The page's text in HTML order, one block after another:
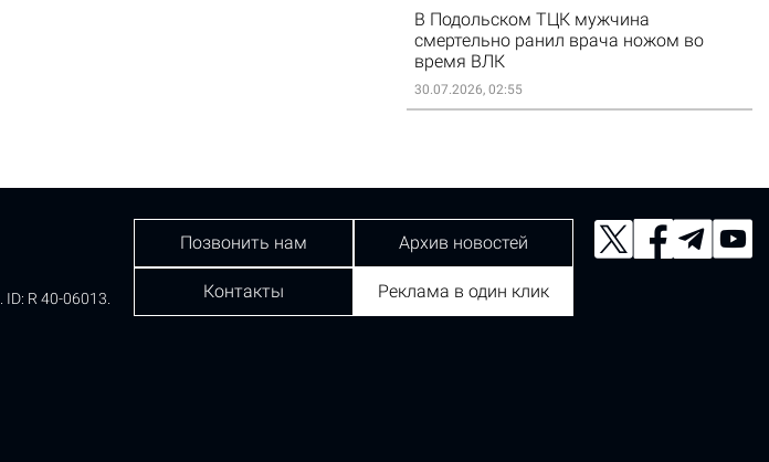
В Подольском ТЦК мужчина
смертельно ранил врача ножом во
время ВЛК
30.07.2026, 02:55
ID: R 40-06013.
Позвонить нам Архив новостей
Контакты Реклама в один клик